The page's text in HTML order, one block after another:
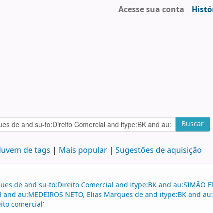
Acesse sua conta
Buscar
de tags Mais popular Sugestões de aquisição
de and su-to:Direito Comercial and itype:BK and au:SIMÃO
au:MEDEIROS NETO, Elias Marques de and itype:BK and
comercial'